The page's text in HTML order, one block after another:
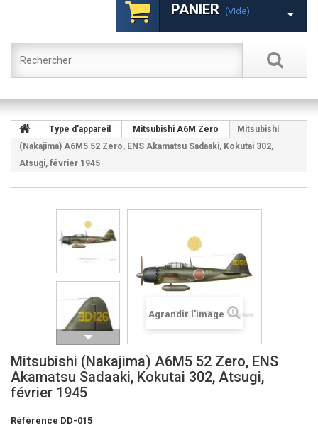
PANIER (vide)
Type d'appareil Mitsubishi A6M Zero
Mitsubishi
(Nakajima) A6M5 52 Zero, ENS Akamatsu Sadaaki, Kokutai 302,
Atsugi, février 1945
Agrandir l'image
Mitsubishi (Nakajima) A6M5 52 Zero, ENS
Akamatsu Sadaaki, Kokutai 302, Atsugi,
février 1945
Référence DD-015